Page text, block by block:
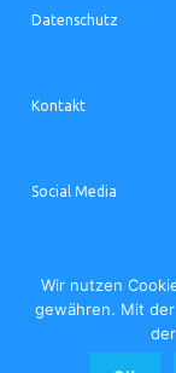
Datenschutz
Kontakt
Social Media
Opens
Opens
Wir nutzen
gewähren. Mit